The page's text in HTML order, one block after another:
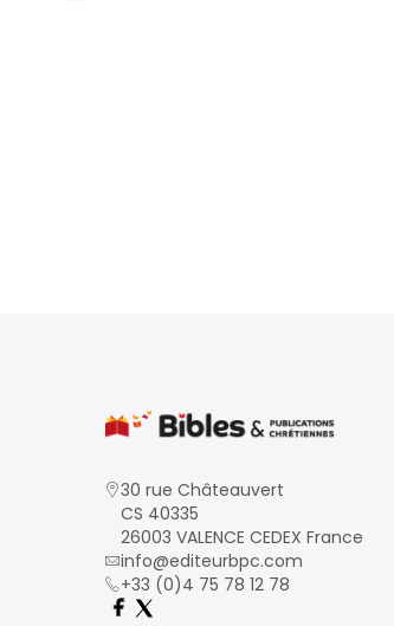
30 rue Châteauvert
CS 40335
26003 VALENCE CEDEX France
info@editeurbpc.com
+33 (0)4 75 78 12 78